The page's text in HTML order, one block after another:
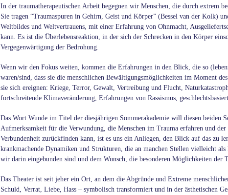
In der traumatherapeutischen Arbeit begegnen wir Menschen, die durch extrem
Sie tragen “Traumaspuren in Gehirn, Geist und Körper” (Bessel van der Kolk)
Weltbildes und Weltvertrauens, mit einer Erfahrung von Ohnmacht,
kann. Es ist die Überlebensreaktion, in der sich der Schrecken in den Körper
Vergegenwärtigung der Bedrohung.
Wenn wir den Fokus weiten, kommen die Erfahrungen in den Blick, die so
waren/sind, dass sie die menschlichen Bewältigungsmöglichkeiten im Moment
sie sich ereignen: Kriege, Terror, Gewalt, Vertreibung und Flucht,
fortschreitende Klimaveränderung, Erfahrungen von Rassismus,
Das Wort Wunde im Titel der diesjährigen Sommerakademie will diesen beiden
Aufmerksamkeit für die Verwundung, die Menschen im Trauma erfahren und
Verbundenheit zurückfinden kann, ist es uns ein Anliegen, den Blick auf das zu
krankmachende Dynamiken und Strukturen, die an manchen Stellen vielleicht
wir darin eingebunden sind und dem Wunsch, die besonderen Möglichkeiten der
Das Theater ist seit jeher ein Ort, an dem die Abgründe und Extreme
Schuld, Verrat, Liebe, Hass – symbolisch transformiert und in der ästhetischen